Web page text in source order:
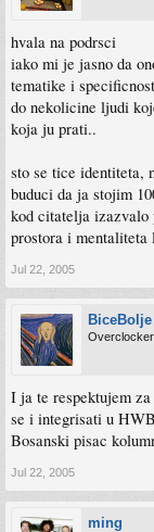
hvala na podrsci
iako mi je jasno da
tematike i
do nekolicine ljudi
koja ju prati..
sto se tice identiteta,
buduci da ja stojim
kod citatelja izazvalo
prostora i mentaliteta
Jul 22, 2005
BiceBolje
Overclocker
I ja te respektujem
se i integrisati u
Bosanski pisac
Jul 22, 2005
ming